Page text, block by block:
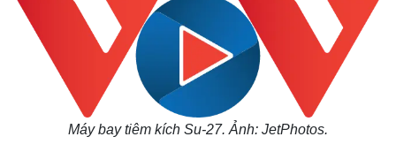
Máy bay tiêm kích Su-27. Ảnh: JetPhotos.